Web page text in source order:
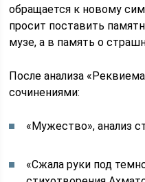
обращается к новому
просит поставить
музе, а в память о
После анализа
сочинениями:
«Мужество», анализ
«Сжала руки под